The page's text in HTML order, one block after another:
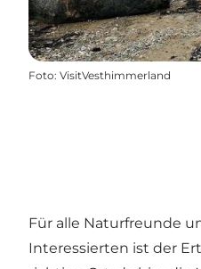
Foto: VisitVesthimmerland
Für alle Naturfreunde
Interessierten ist der